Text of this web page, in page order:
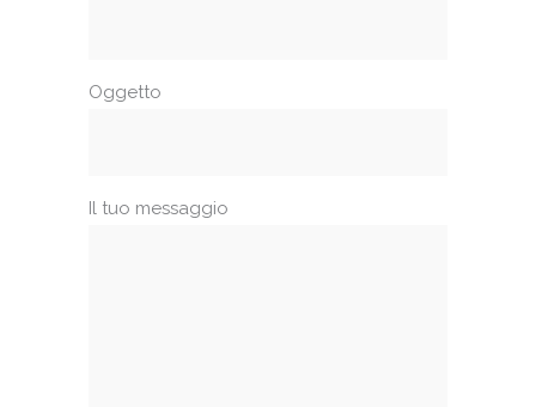
Oggetto
Il tuo messaggio